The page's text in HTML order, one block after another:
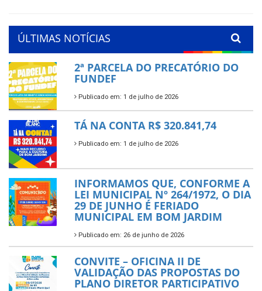
ÚLTIMAS NOTÍCIAS
2ª PARCELA DO PRECATÓRIO DO
FUNDEF
Publicado em: 1 de julho de 2026
TÁ NA CONTA R$ 320.841,74
Publicado em: 1 de julho de 2026
INFORMAMOS QUE, CONFORME A
LEI MUNICIPAL Nº 264/1972, O DIA
29 DE JUNHO É FERIADO
MUNICIPAL EM BOM JARDIM
Publicado em: 26 de junho de 2026
CONVITE – OFICINA II DE
VALIDAÇÃO DAS PROPOSTAS DO
PLANO DIRETOR PARTICIPATIVO